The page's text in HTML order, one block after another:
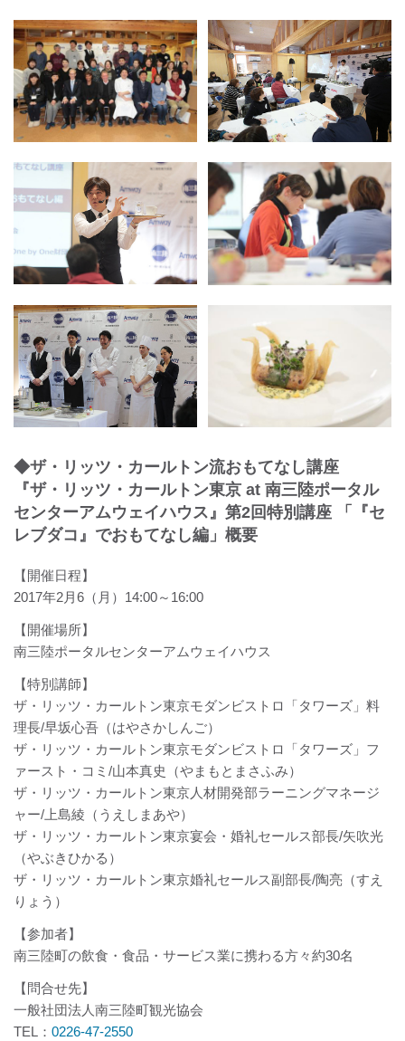
◆ザ・リッツ・カールトン流おもてなし講座
『ザ・リッツ・カールトン東京 at 南三陸ポータル
センターアムウェイハウス』第2回特別講座 「『セ
レブダコ』でおもてなし編」概要
【開催日程】
2017年2月6（月）14:00～16:00
【開催場所】
南三陸ポータルセンターアムウェイハウス
【特別講師】
ザ・リッツ・カールトン東京モダンビストロ「タワーズ」料
理長/早坂心吾（はやさかしんご）
ザ・リッツ・カールトン東京モダンビストロ「タワーズ」フ
ァースト・コミ/山本真史（やまもとまさふみ）
ザ・リッツ・カールトン東京人材開発部ラーニングマネージ
ャー/上島綾（うえしまあや）
ザ・リッツ・カールトン東京宴会・婚礼セールス部長/矢吹光
（やぶきひかる）
ザ・リッツ・カールトン東京婚礼セールス副部長/陶亮（すえ
りょう）
【参加者】
南三陸町の飲食・食品・サービス業に携わる方々約30名
【問合せ先】
一般社団法人南三陸町観光協会
TEL： 0226-47-2550